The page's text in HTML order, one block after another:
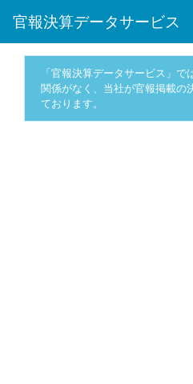
官報決算データサービス
「官報決算データサービス」
関係がなく、当社が官報掲載の
ております。